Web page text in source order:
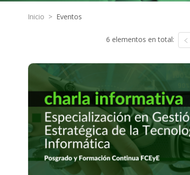
Inicio > Eventos
6 elementos en total: